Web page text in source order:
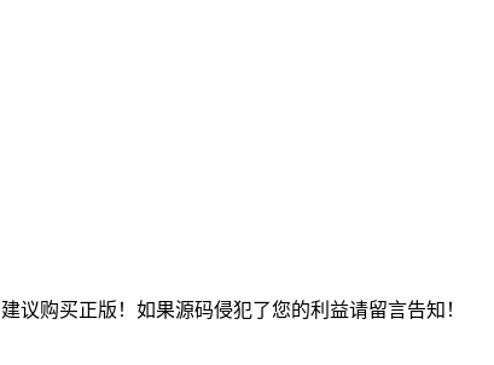
购买正版！如果源码侵犯了您的利益请留言告知！